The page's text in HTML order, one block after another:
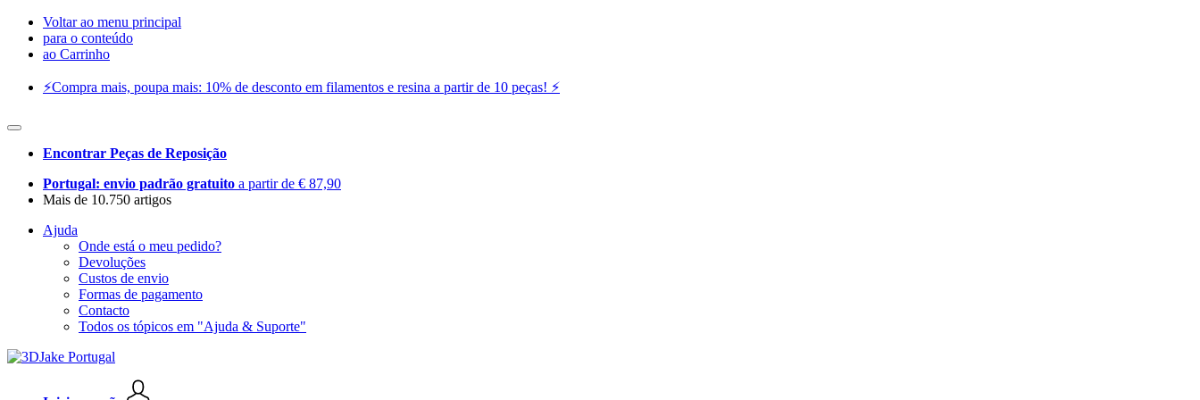
Voltar ao menu principal
para o conteúdo
ao Carrinho
⚡️Compra mais, poupa mais: 10% de desconto em filamentos e resina a partir de 10 peças! ⚡️
Encontrar Peças de Reposição
Portugal: envio padrão gratuito a partir de € 87,90
Mais de 10.750 artigos
Ajuda
Onde está o meu pedido?
Devoluções
Custos de envio
Formas de pagamento
Contacto
Todos os tópicos em "Ajuda & Suporte"